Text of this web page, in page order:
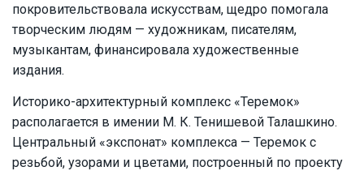
покровительствовала искусствам, щедро помогала
творческим людям — художникам, писателям,
музыкантам, финансировала художественные
издания.
Историко-архитектурный комплекс «Теремок»
располагается в имении М. К. Тенишевой Талашкино.
Центральный «экспонат» комплекса — Теремок с
резьбой, узорами и цветами, построенный по проекту